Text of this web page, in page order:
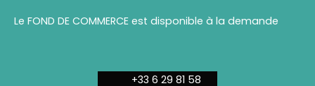
Le FOND DE COMMERCE est disponible à la demande
+33 6 29 81 58